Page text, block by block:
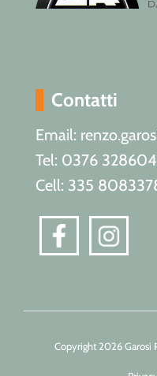
Contatti
Email:
Tel: 0376 328604
Cell: 335
Copyright 2026 Garosi